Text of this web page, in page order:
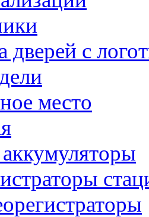
дверей с
место